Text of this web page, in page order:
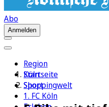
Abo
Anmelden
Region
Köln
Sport
1. FC Köln
Startseite
Shoppingwelt